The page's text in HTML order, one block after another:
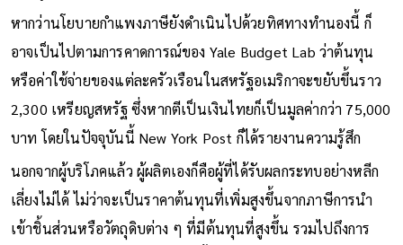
หากว่านโยบายกำแพงภาษียังดำเนินไปด้วยทิศทางทำนองนี้ ก็
อาจเป็นไปตามการคาดการณ์ของ Yale Budget Lab ว่าต้นทุน
หรือค่าใช้จ่ายของแต่ละครัวเรือนในสหรัฐอเมริกาจะขยับขึ้นราว
2,300 เหรียญสหรัฐ ซึ่งหากตีเป็นเงินไทยก็เป็นมูลค่ากว่า 75,000
บาท โดยในปัจจุบันนี้ New York Post ก็ได้รายงานความรู้สึก
นอกจากผู้บริโภคแล้ว ผู้ผลิตเองก็คือผู้ที่ได้รับผลกระทบอย่างหลีก
เลี่ยงไม่ได้ ไม่ว่าจะเป็นราคาต้นทุนที่เพิ่มสูงขึ้นจากภาษีการนำ
เข้าชิ้นส่วนหรือวัตถุดิบต่าง ๆ ที่มีต้นทุนที่สูงขึ้น รวมไปถึงการ